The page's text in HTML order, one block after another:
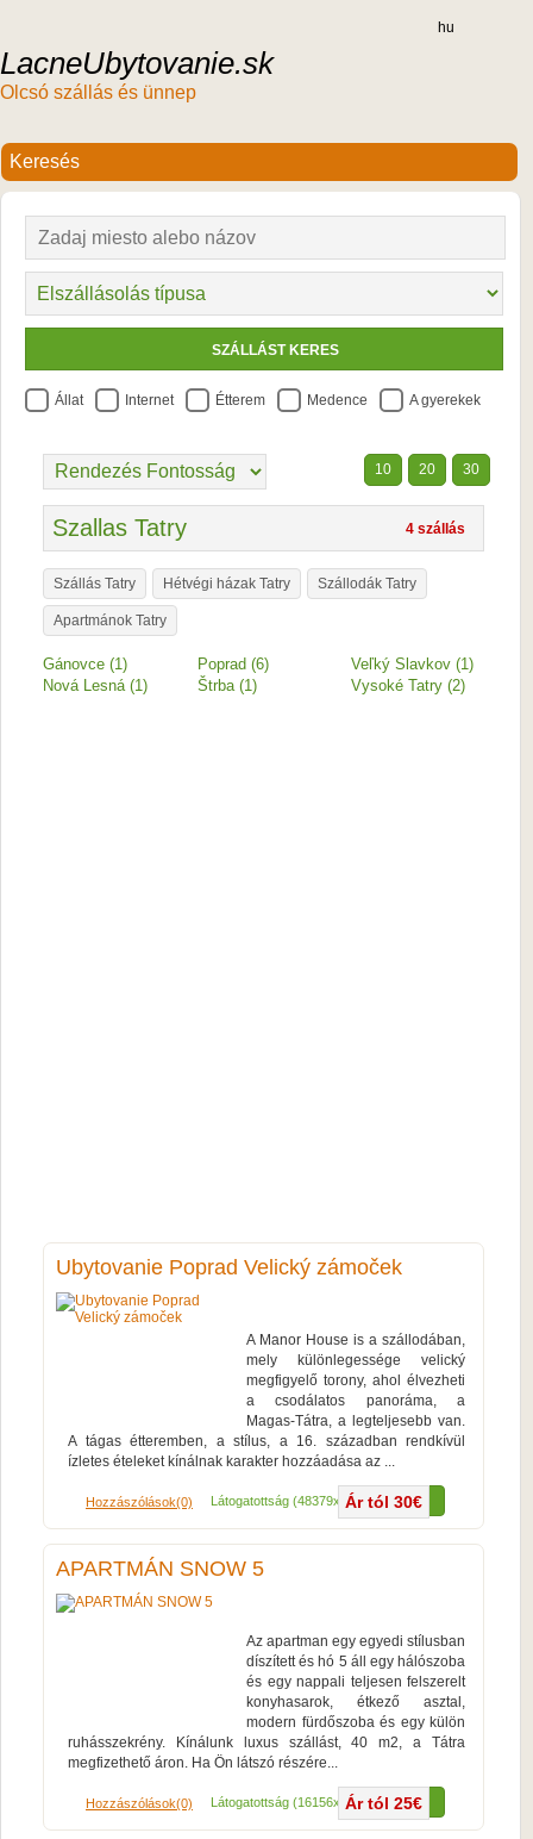
LacneUbytovanie.sk
Olcsó szállás és ünnep
hu
Állat Internet Étterem Medence A gyerekek
10 20 30
4 szállás
Szallas Tatry
Szállás Tatry Hétvégi házak Tatry Szállodák Tatry
Apartmánok Tatry
Gánovce (1)
Nová Lesná (1)
Poprad (6)
Štrba (1)
Veľký Slavkov (1)
Vysoké Tatry (2)
Ubytovanie Poprad Velický zámoček
Ár tól 30€
A Manor House is a szállodában,
mely különlegessége velický
megfigyelő torony, ahol élvezheti
a csodálatos panoráma, a
Magas-Tátra, a legteljesebb van.
A tágas étteremben, a stílus, a 16. században rendkívül
ízletes ételeket kínálnak karakter hozzáadása az ...
Hozzászólások(0) Látogatottság (48379x) Több...
APARTMÁN SNOW 5
Ár tól 25€
Az apartman egy egyedi stílusban
díszített és hó 5 áll egy hálószoba
és egy nappali teljesen felszerelt
konyhasarok, étkező asztal,
modern fürdőszoba és egy külön
ruhásszekrény. Kínálunk luxus szállást, 40 m2, a Tátra
megfizethető áron. Ha Ön látszó részére...
Hozzászólások(0) Látogatottság (16156x) Több...